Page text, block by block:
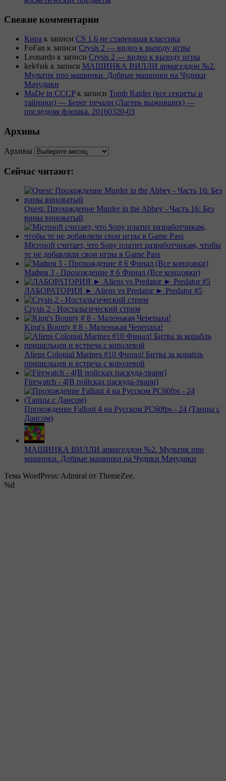
Свежие комментарии
Кира к записи CS 1.6 не стареющая классика
FoFan к записи Crysis 2 — видео к выходу игры
Leonardo к записи Crysis 2 — видео к выходу игры
kek¢иk к записи МАШИНКА ВИЛЛИ армагеддон №2.
Мультик про машинки. Добрые машинки на Чудики
Мачудики
MaDe in CCCP к записи Tomb Raider (все секреты и
тайники) — Берег печали (Лагерь выживших) —
последняя флешка. 20160320-03
Архивы
Архивы
Сейчас читают:
Quest: Прохождение Murder in the Abbey - Часть 16: Без
вины виноватый
Microsoft считает, что Sony платит разработчикам, чтобы
те не добавляли свои игры в Game Pass
Мафия 3 - Прохождение # 6 Финал (Все концовки)
ЛАБОРАТОРИЯ ► Aliens vs Predator ► Predator #5
Crysis 2 - Ностальгический стрим
King's Bounty # 8 - Маленькая Черепаха!
Aliens Colonial Marines #10 Финал! Битва за корабль
пришельцев и встреча с королевой
Firewatch - 4[В пойсках паскуда-твари]
Прохождение Fallout 4 на Русском PС60fps - 24 (Танцы с
Дансом)
МАШИНКА ВИЛЛИ армагеддон №2. Мультик про
машинки. Добрые машинки на Чудики Мачудики
Тема WordPress: Admiral от ThemeZee.
%d